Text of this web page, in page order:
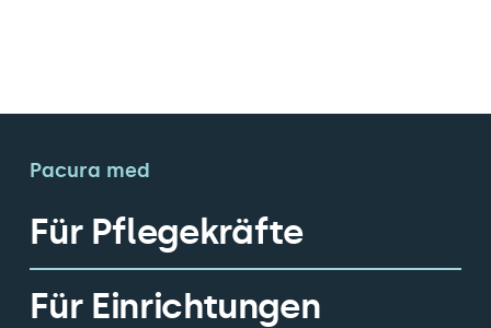
Pacura med
Für Pflegekräfte
Für Einrichtungen